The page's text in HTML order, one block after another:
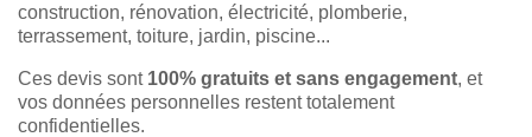
construction, rénovation, électricité, plomberie,
terrassement, toiture, jardin, piscine...
Ces devis sont 100% gratuits et sans engagement, et
vos données personnelles restent totalement
confidentielles.